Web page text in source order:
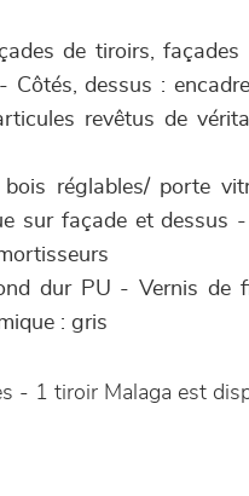
de tiroirs,
Côtés, dessus :
revêtus de
réglables/ porte
sur façade et dessus
dur PU - Vernis de
: gris
- 1 tiroir Malaga est